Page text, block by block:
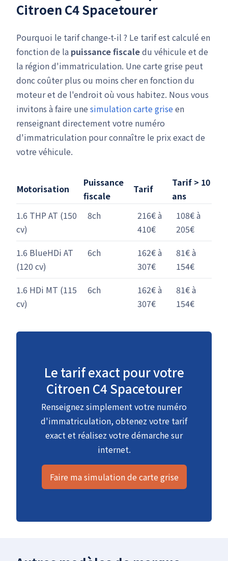
Citroen C4 Spacetourer
Pourquoi le tarif change-t-il ? Le tarif est calculé en
fonction de la puissance fiscaledu véhicule et de
la région d'immatriculation. Une carte grise peut
donc coûter plus ou moins cher en fonction du
moteur et de l'endroit où vous habitez. Nous vous
invitons à faire une simulation carte griseen
renseignant directement votre numéro
d'immatriculation pour connaître le prix exact de
votre véhicule.
Motorisation
Puissance
fiscale
Tarif
Tarif > 10
ans
1.6 THP AT (150
cv)
8ch
216€ à
410€
108€ à
205€
1.6 BlueHDi AT
(120 cv)
6ch
162€ à
307€
81€ à
154€
1.6 HDi MT (115
cv)
6ch
162€ à
307€
81€ à
154€
Le tarif exact pour votre
Citroen C4 Spacetourer
Renseignez simplement votre numéro
d'immatriculation, obtenez votre tarif
exact et réalisez votre démarche sur
internet.
Faire ma simulation de carte grise